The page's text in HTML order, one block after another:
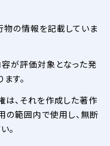
の情報を記載していま
が評価対象となった発
す。
、それを作成した著作
の範囲内で使用し、無断
。